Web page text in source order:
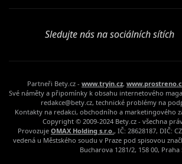
Sledujte nás na sociálních sítích
Partneři Bety.cz - www.tryin.cz,
Své náměty a připomínky k obsahu internetového
redakce@bety.cz, technické problémy na
Kontakty na redakci, obchodního a marketingového
Copyright © 2009-2024 Bety.cz - všechna
Provozuje OMAX Holding s.r.o., IČ: 28628187, DIČ:
vedená u Městského soudu v Praze pod spisovou
Bucharova 1281/2, 158 00, Praha